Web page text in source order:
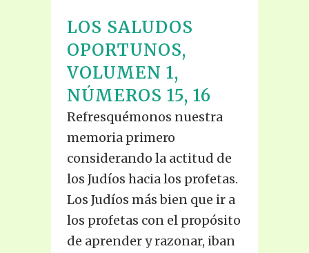
LOS SALUDOS
OPORTUNOS,
VOLUMEN 1,
NÚMEROS 15, 16
Refresquémonos nuestra
memoria primero
considerando la actitud de
los Judíos hacia los profetas.
Los Judíos más bien que ir a
los profetas con el propósito
de aprender y razonar, iban